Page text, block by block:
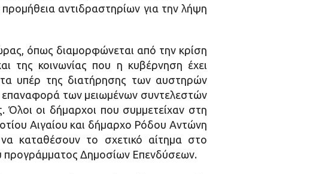
αντιδραστηρίων για την λήψη
όπως διαμορφώνεται από την κρίση
της κοινωνίας που η κυβέρνηση έχει
υπέρ της διατήρησης των αυστηρών
επαναφορά των μειωμένων συντελεστών
Όλοι οι δήμαρχοι που συμμετείχαν στη
Αιγαίου και δήμαρχο Ρόδου Αντώνη
καταθέσουν το σχετικό αίτημα στο
προγράμματος Δημοσίων Επενδύσεων.